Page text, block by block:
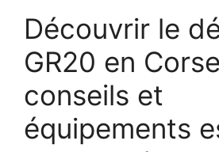
Découvrir le
GR20 en
conseils et
équipements